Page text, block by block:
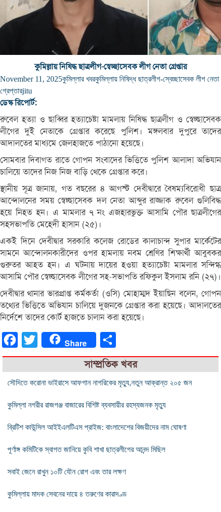
কুমিল্লায় নিষিদ্ধ ছাত্রলীগ-স্বেচ্ছাসেবক লীগ নেতা গ্রেপ্তার
November 11, 2025কুমিল্লার খবরকুমিল্লায় নিষিদ্ধ ছাত্রলীগ-স্বেচ্ছাসেবক লীগ নেতা
গ্রেপ্তারjitu
ডেস্ক রিপোর্ট:
রুবেল হত্যা ও ছাব্বির হত্যাচেষ্টা মামলায় নিষিদ্ধ ছাত্রলীগ ও স্বেচ্ছাসেবক
লীগের দুই নেতাকে গ্রেপ্তার করেছে পুলিশ। মঙ্গলবার দুপুরে তাদের
আদালতের মাধ্যমে জেলহাজতে পাঠানো হয়েছে।
সোমবার দিবাগত রাতে গোপন সংবাদের ভিত্তিতে পুলিশ আলাদা অভিযান
চালিয়ে তাদের নিজ নিজ বাড়ি থেকে গ্রেপ্তার করে।
স্থানীয় সূত্র জানায়, গত বছরের ৪ আগস্ট দেবীদ্বারে বৈষম্যবিরোধী ছাত্র
আন্দোলনের সময় স্বেচ্ছাসেবক দল নেতা আব্দুর রাজ্জাক রুবেল গুলিবিদ্ধ
হয়ে নিহত হন। এ মামলার ৭ নং এজহারভুক্ত আসামি পৌর ছাত্রলীগের
সহসভাপতি মেহেদী হাসান (২৫)।
একই দিনে দেবীদ্বার সরকারি কলেজ রোডের কালাচান্দ সুপার মার্কেটের
সামনে আন্দোলনকারীদের ওপর হামলায় নবম শ্রেণির শিক্ষার্থী আবুবকর
গুরুতর আহত হন। এ ঘটনায় দায়ের হওয়া হত্যাচেষ্টা মামলার সন্দিগ্ধ
আসামি পৌর স্বেচ্ছাসেবক লীগের সহ-সভাপতি রফিকুল ইসলাম রনি (২৭)।
দেবীদ্বার থানার ভারপ্রাপ্ত কর্মকর্তা (ওসি) মোহাম্মদ ইয়াছিন বলেন, গোপন
তথ্যের ভিত্তিতে অভিযান চালিয়ে দুজনকে গ্রেপ্তার করা হয়েছে। আদালতের
নির্দেশে তাদের কোর্ট হাজতে চালান করা হয়েছে।
FacebookTwitter Share
সাম্প্রতিক খবর
সৌদিতে করোনা ভাইরাসে আফগান নাগরিকের মৃত্যু,নতুন আক্রান্ত ২০৫ জন
কুমিল্লা নগরীর রাজগঞ্জ বাজারের বিশিষ্ট ব্যবসায়ীর রহস্যজনক মৃত্যু
ব্রিটিশ কাউন্সিল আইইএলটিএস প্রাইজ: বাংলাদেশের বিজয়ীদের নাম ঘোষণা
পূর্ণাঙ্গ কমিটিকে স্বাগত জানিয়ে কুবি শাখা ছাত্রলীগের আনন্দ মিছিল
সবাই জেনে রাখুন ১০টি যৌন রোগ এবং তার লক্ষণ
কুমিল্লায় মাদক সেবনের দায়ে ৪ তরুণের কারাদণ্ড